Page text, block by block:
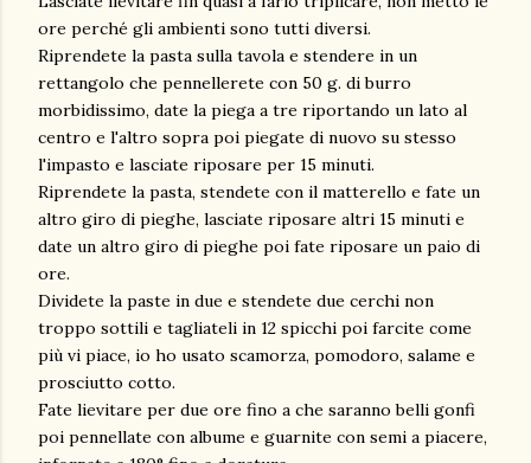
ore perché gli ambienti sono tutti diversi.
Riprendete la pasta sulla tavola e stendere in un
rettangolo che pennellerete con 50 g. di burro
morbidissimo, date la piega a tre riportando un lato al
centro e l'altro sopra poi piegate di nuovo su stesso
l'impasto e lasciate riposare per 15 minuti.
Riprendete la pasta, stendete con il matterello e fate un
altro giro di pieghe, lasciate riposare altri 15 minuti e
date un altro giro di pieghe poi fate riposare un paio di
ore.
Dividete la paste in due e stendete due cerchi non
troppo sottili e tagliateli in 12 spicchi poi farcite come
più vi piace, io ho usato scamorza, pomodoro, salame e
prosciutto cotto.
Fate lievitare per due ore fino a che saranno belli gonfi
poi pennellate con albume e guarnite con semi a piacere,